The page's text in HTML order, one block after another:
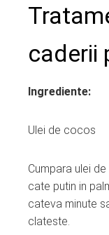
caderii
Ingrediente:
Ulei de cocos
Cumpara ulei
cate putin in
cateva minute
clateste.